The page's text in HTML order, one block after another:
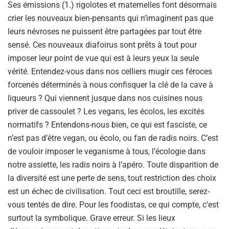
Ses émissions (1.) rigolotes et maternelles font désormais
crier les nouveaux bien-pensants qui n’imaginent pas que
leurs névroses ne puissent être partagées par tout être
sensé. Ces nouveaux diafoirus sont prêts à tout pour
imposer leur point de vue qui est à leurs yeux la seule
vérité. Entendez-vous dans nos celliers mugir ces féroces
forcenés déterminés à nous confisquer la clé de la cave à
liqueurs ? Qui viennent jusque dans nos cuisines nous
priver de cassoulet ? Les vegans, les écolos, les excités
normatifs ? Entendons-nous bien, ce qui est fasciste, ce
n’est pas d’être vegan, ou écolo, ou fan de radis noirs. C’est
de vouloir imposer le veganisme à tous, l’écologie dans
notre assiette, les radis noirs à l’apéro. Toute disparition de
la diversité est une perte de sens, tout restriction des choix
est un échec de civilisation. Tout ceci est broutille, serez-
vous tentés de dire. Pour les foodistas, ce qui compte, c’est
surtout la symbolique. Grave erreur. Si les lieux